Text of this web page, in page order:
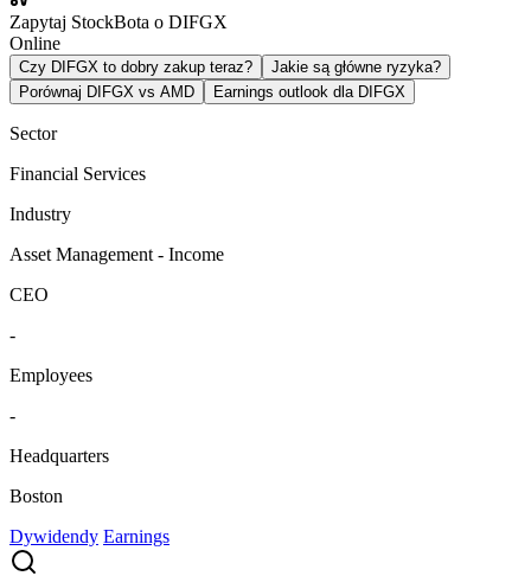
Zapytaj StockBota o DIFGX
Online
Czy DIFGX to dobry zakup teraz?
Jakie są główne ryzyka?
Porównaj DIFGX vs AMD
Earnings outlook dla DIFGX
Sector
Financial Services
Industry
Asset Management - Income
CEO
-
Employees
-
Headquarters
Boston
Dywidendy Earnings